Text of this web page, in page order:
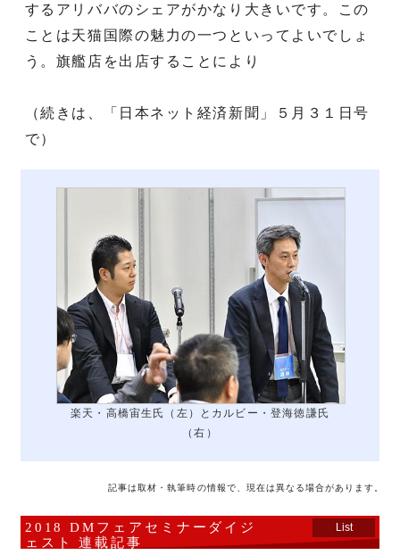
するアリババのシェアがかなり大きいです。この
ことは天猫国際の魅力の一つといってよいでしょ
う。旗艦店を出店することにより
（続きは、「日本ネット経済新聞」５月３１日号
で）
楽天・高橋宙生氏（左）とカルビー・登海徳謙氏
（右）
記事は取材・執筆時の情報で、現在は異なる場合があります。
2018 DMフェアセミナーダイジ
ェスト 連載記事
List